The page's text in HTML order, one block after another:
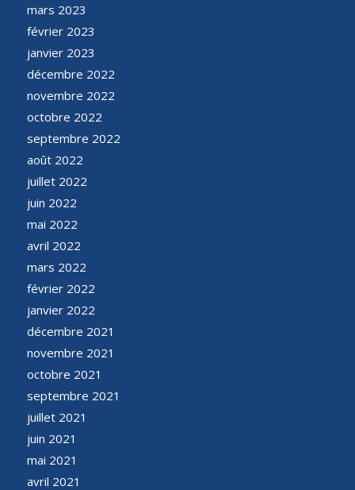
mars 2023
février 2023
janvier 2023
décembre 2022
novembre 2022
octobre 2022
septembre 2022
août 2022
juillet 2022
juin 2022
mai 2022
avril 2022
mars 2022
février 2022
janvier 2022
décembre 2021
novembre 2021
octobre 2021
septembre 2021
juillet 2021
juin 2021
mai 2021
avril 2021